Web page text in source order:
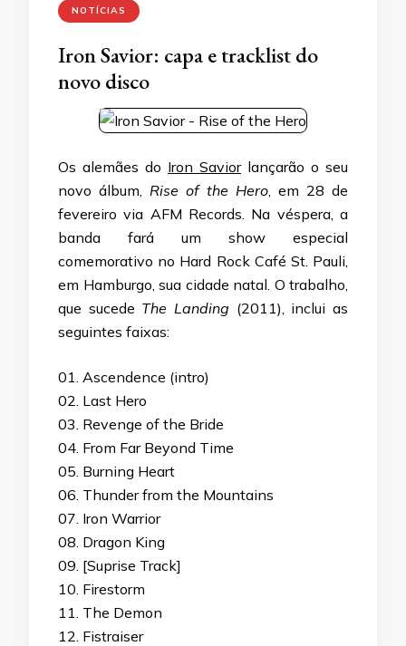
NOTÍCIAS
Iron Savior: capa e tracklist do
novo disco
Os alemães do Iron Saviorlançarão o seu
novo álbum, Rise of the Hero, em 28 de
fevereiro via AFM Records. Na véspera, a
banda fará um show especial
comemorativo no Hard Rock Café St. Pauli,
em Hamburgo, sua cidade natal. O trabalho,
que sucede The Landing (2011), inclui as
seguintes faixas:
01. Ascendence (intro)
02. Last Hero
03. Revenge of the Bride
04. From Far Beyond Time
05. Burning Heart
06. Thunder from the Mountains
07. Iron Warrior
08. Dragon King
09. [Suprise Track]
10. Firestorm
11. The Demon
12. Fistraiser